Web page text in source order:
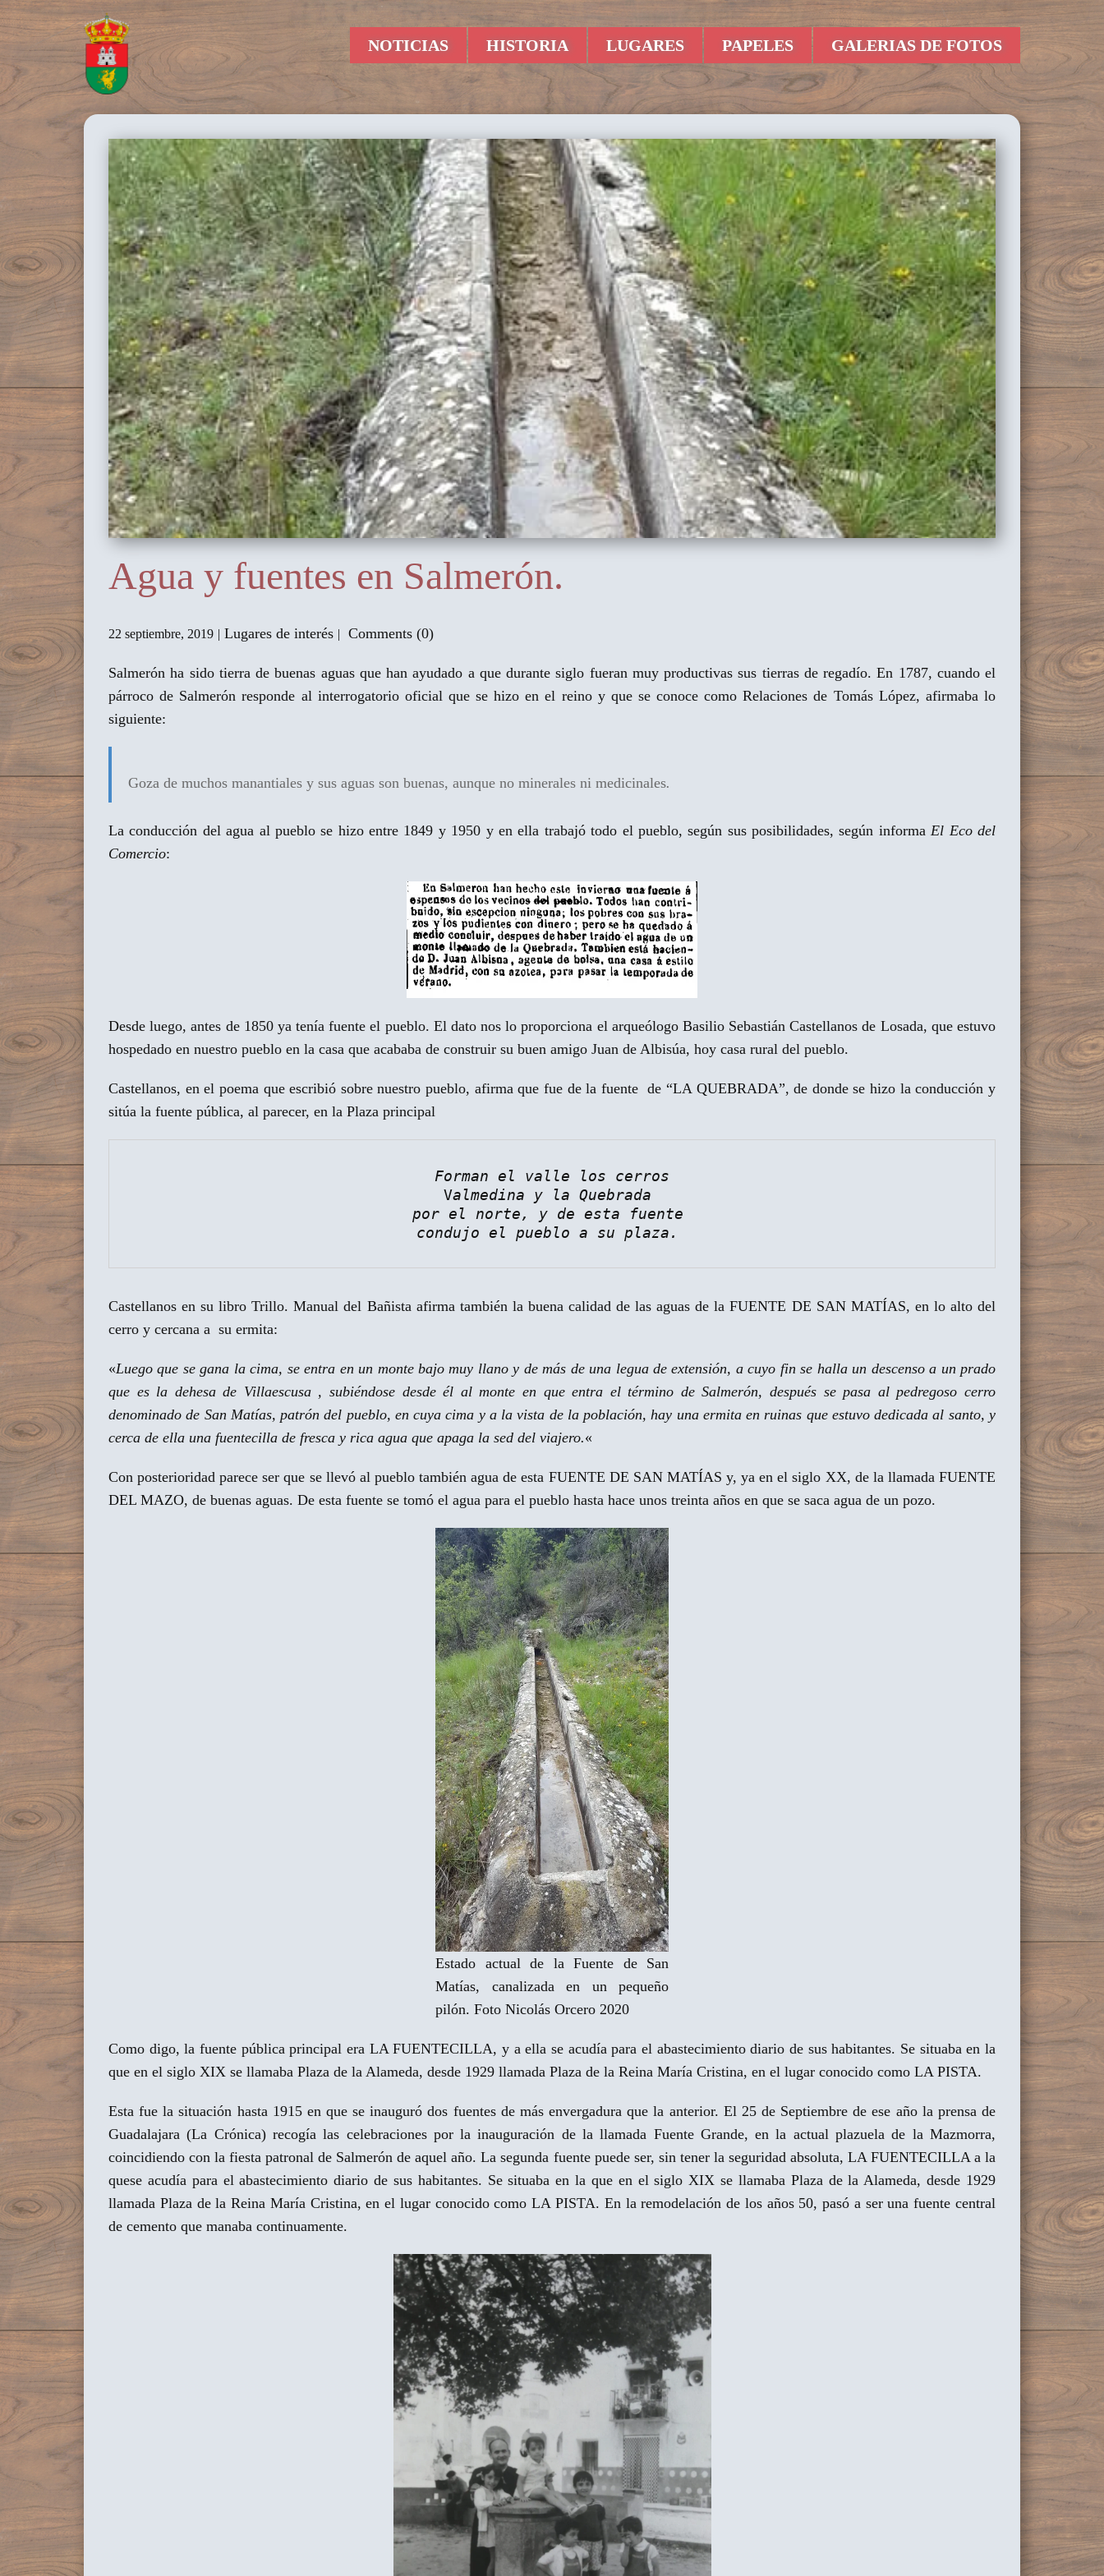
NOTICIAS HISTORIA LUGARES PAPELES GALERIAS DE FOTOS
Agua y fuentes en Salmerón.
22 septiembre, 2019 Lugares de interés Comments (0)
Salmerón ha sido tierra de buenas aguas que han ayudado a que durante siglo fueran muy productivas sus tierras de regadío. En 1787, cuando el
párroco de Salmerón responde al interrogatorio oficial que se hizo en el reino y que se conoce como Relaciones de Tomás López, afirmaba lo
siguiente:
Goza de muchos manantiales y sus aguas son buenas, aunque no minerales ni medicinales.
La conducción del agua al pueblo se hizo entre 1849 y 1950 y en ella trabajó todo el pueblo, según sus posibilidades, según informaEl Eco del
Comercio:
Desde luego, antes de 1850 ya tenía fuente el pueblo. El dato nos lo proporciona el arqueólogo Basilio Sebastián Castellanos de Losada, que estuvo
hospedado en nuestro pueblo en la casa que acababa de construir su buen amigo Juan de Albisúa, hoy casa rural del pueblo.
Castellanos, en el poema que escribió sobre nuestro pueblo, afirma que fue de la fuente de “LA QUEBRADA”, de donde se hizo la conducción y
sitúa la fuente pública, al parecer, en la Plaza principal
Forman el valle los cerros
Valmedina y la Quebrada
por el norte, y de esta fuente
condujo el pueblo a su plaza.
Castellanos en su libro Trillo. Manual del Bañista afirma también la buena calidad de las aguas de la FUENTE DE SAN MATÍAS, en lo alto del
cerro y cercana a su ermita:
«Luego que se gana la cima, se entra en un monte bajo muy llano y de más de una legua de extensión, a cuyo fin se halla un descenso a un prado
que es la dehesa de Villaescusa , subiéndose desde él al monte en que entra el término de Salmerón, después se pasa al pedregoso cerro
denominado de San Matías, patrón del pueblo, en cuya cima y a la vista de la población, hay una ermita en ruinas que estuvo dedicada al santo, y
cerca de ella una fuentecilla de fresca y rica agua que apaga la sed del viajero.«
Con posterioridad parece ser que se llevó al pueblo también agua de esta FUENTE DE SAN MATÍAS y, ya en el siglo XX, de la llamada FUENTE
DEL MAZO, de buenas aguas. De esta fuente se tomó el agua para el pueblo hasta hace unos treinta años en que se saca agua de un pozo.
Estado actual de la Fuente de San
Matías, canalizada en un pequeño
pilón. Foto Nicolás Orcero 2020
Como digo, la fuente pública principal era LA FUENTECILLA, y a ella se acudía para el abastecimiento diario de sus habitantes. Se situaba en la
que en el siglo XIX se llamaba Plaza de la Alameda, desde 1929 llamada Plaza de la Reina María Cristina, en el lugar conocido como LA PISTA.
Esta fue la situación hasta 1915 en que se inauguró dos fuentes de más envergadura que la anterior. El 25 de Septiembre de ese año la prensa de
Guadalajara (La Crónica) recogía las celebraciones por la inauguración de la llamada Fuente Grande, en la actual plazuela de la Mazmorra,
coincidiendo con la fiesta patronal de Salmerón de aquel año. La segunda fuente puede ser, sin tener la seguridad absoluta, LA FUENTECILLA a la
quese acudía para el abastecimiento diario de sus habitantes. Se situaba en la que en el siglo XIX se llamaba Plaza de la Alameda, desde 1929
llamada Plaza de la Reina María Cristina, en el lugar conocido como LA PISTA. En la remodelación de los años 50, pasó a ser una fuente central
de cemento que manaba continuamente.